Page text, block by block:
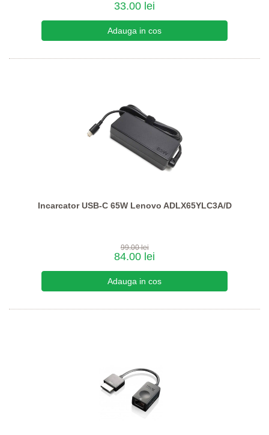
33.00 lei
Incarcator USB-C 65W Lenovo ADLX65YLC3A/D
99.00 lei
84.00 lei